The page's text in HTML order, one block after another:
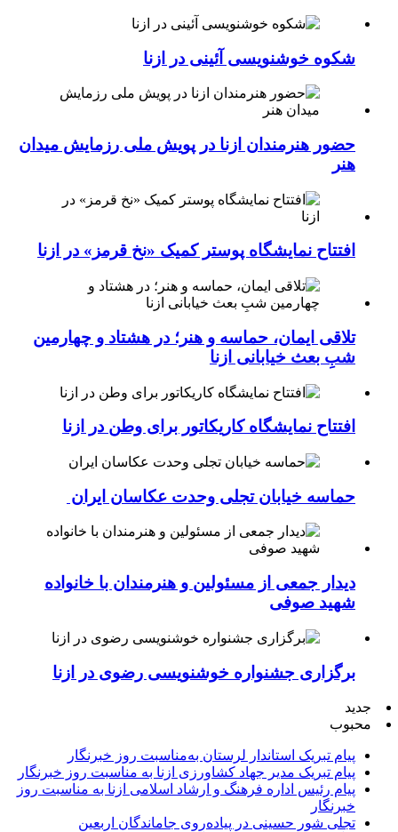
شکوه خوشنویسی آئینی در ازنا
حضور هنرمندان ازنا در پویش ملی رزمایش میدان
هنر
افتتاح نمایشگاه پوستر کمیک «نخ قرمز» در ازنا
تلاقی ایمان، حماسه و هنر؛ در هشتاد و چهارمین
شبِ بعث خیابانی ازنا
افتتاح نمایشگاه کاریکاتور برای وطن در ازنا
حماسه خیابان تجلی وحدت عکاسان ایران
دیدار جمعی از مسئولین و هنرمندان با خانواده
شهید صوفی
برگزاری جشنواره خوشنویسی رضوی در ازنا
جدید
محبوب
پیام تبریک استاندار لرستان به‌مناسبت روز خبرنگار
پیام تبریک مدیر جهاد کشاورزی ازنا به مناسبت روز خبرنگار
پیام رئیس اداره فرهنگ و ارشاد اسلامی ازنا به مناسبت روز
خبرنگار
تجلی شور حسینی در پیاده‌روی جاماندگان اربعین